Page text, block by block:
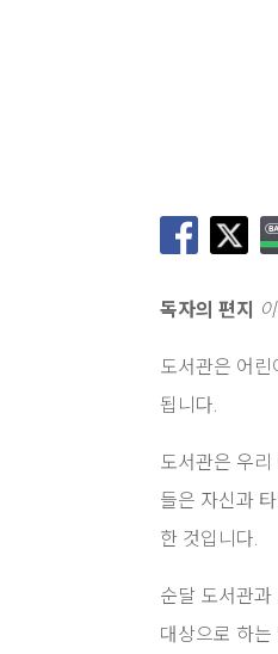
독자의 편지
도서관은 어
됩니다.
도서관은 우
들은 자신과
한 것입니다.
순달 도서관
대상으로 하